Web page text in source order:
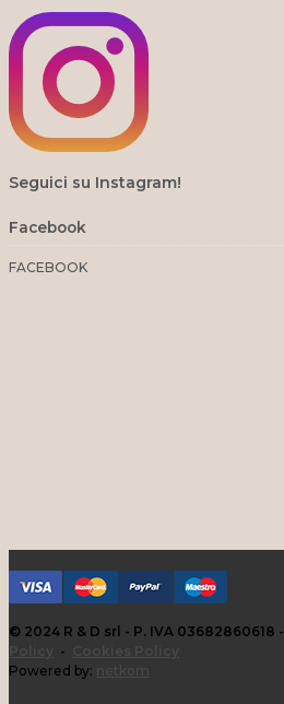
Seguici su Instagram!
Facebook
FACEBOOK
© 2024 R & D srl - P. IVA 03682860618
-
Powered by: